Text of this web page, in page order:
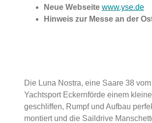
Neue Webseite www.yse.de
Hinweis zur Messe an der
Die Luna Nostra, eine Saare 38
Yachtsport Eckernförde einem
geschliffen, Rumpf und Aufbau
montiert und die Saildrive